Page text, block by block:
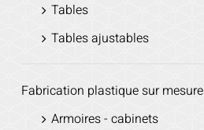
Tables
Tables ajustables
Fabrication plastique sur mesure
Armoires - cabinets